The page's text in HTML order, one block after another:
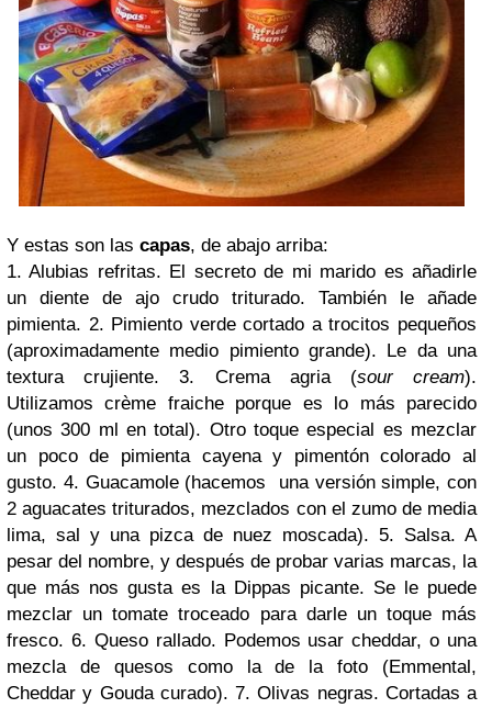
Y estas son las capas, de abajo arriba:
1. Alubias refritas. El secreto de mi marido es añadirle
un diente de ajo crudo triturado. También le añade
pimienta. 2. Pimiento verdecortado a trocitos pequeños
(aproximadamente medio pimiento grande). Le da una
textura crujiente.3. Crema agria(sour cream).
Utilizamos crème fraicheporque es lo más parecido
(unos 300 ml en total). Otro toque especial es mezclar
un poco de pimienta cayenay pimentón colorado al
gusto. 4. Guacamole(hacemos una versión simple, con
2 aguacates triturados, mezclados con el zumo de media
lima, sal y una pizca de nuez moscada). 5. Salsa. A
pesar del nombre, y después de probar varias marcas, la
que más nos gusta es la Dippas picante. Se le puede
mezclar untomate troceado para darle un toque más
fresco. 6. Queso rallado. Podemos usar cheddar, o una
mezcla de quesos como la de la foto (Emmental,
Cheddar y Gouda curado). 7. Olivas negras. Cortadas a